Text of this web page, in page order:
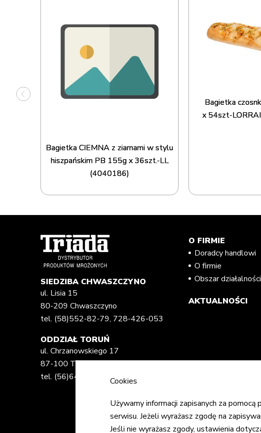
FB
Bagietka CIEMNA z ziarnami w stylu
hiszpańskim PB 155g x 36szt.-LL
(4040186)
Bagietka
x 54szt-
SIEDZIBA CHWASZCZYNO
ul. Lisia 15
80-209 Chwaszczyno
tel. (58)552-82-79, 728-426-053
ODDZIAŁ TORUŃ
ul. Chrzanowskiego 17
87-100 Toruń
tel. (56)648-82-02 ,728-417-786
O FIRMIE
Doradcy handlowi
O firmie
Obszar działalności
AKTUALNOŚCI
Cookies
Używamy informacji zapisanych za
serwisu. Jeżeli wyrażasz zgodę na
Jeśli nie wyrażasz zgody, ustawienia